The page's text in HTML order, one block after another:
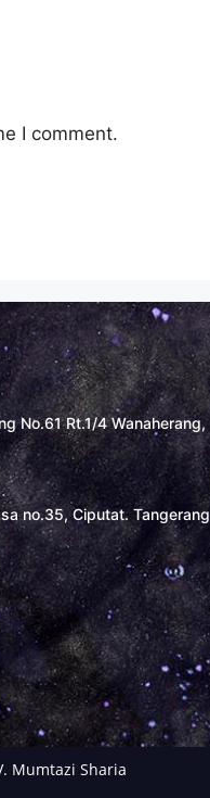
I comment.
No.61 Rt.1/4 Wanaherang,
no.35, Ciputat. Tangerang
Mumtazi Sharia